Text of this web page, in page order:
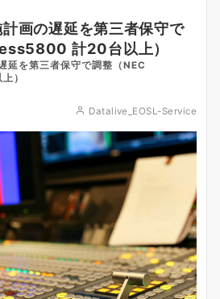
画の遅延を第三者保守で
計20台以上）
延を第三者保守で調整（NEC
）
Datalive_EOSL-Service